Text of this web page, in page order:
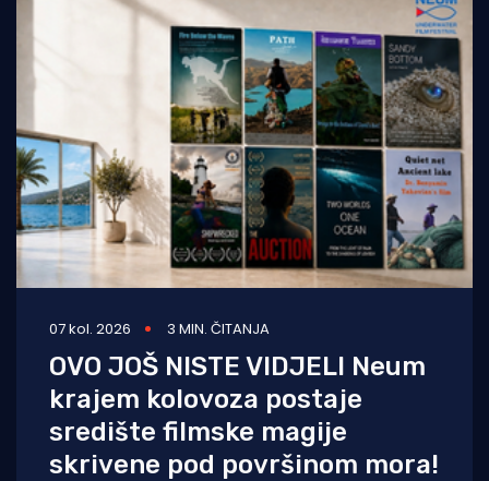
07 kol. 2026 3 MIN. ČITANJA
OVO JOŠ NISTE VIDJELI Neum
krajem kolovoza postaje
središte filmske magije
skrivene pod površinom mora!